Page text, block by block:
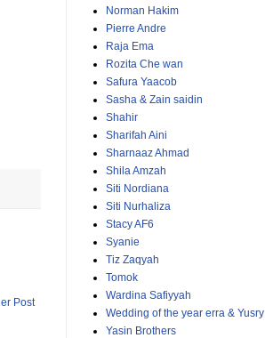
Post
Norman Hakim
Pierre Andre
Raja Ema
Rozita Che wan
Safura Yaacob
Sasha & Zain saidin
Shahir
Sharifah Aini
Sharnaaz Ahmad
Shila Amzah
Siti Nordiana
Siti Nurhaliza
Stacy AF6
Syanie
Tiz Zaqyah
Tomok
Wardina Safiyyah
Wedding of the year erra & Yusry
Yasin Brothers